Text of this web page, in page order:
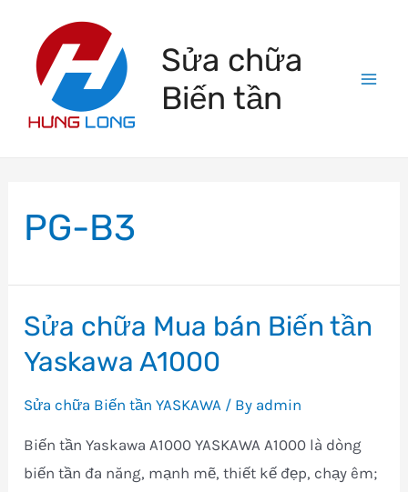
content
Sửa chữa
Biến tần
PG-B3
Sửa chữa Mua bán Biến tần
Yaskawa A1000
Sửa chữa Biến tần YASKAWA / By admin
Biến tần Yaskawa A1000 YASKAWA A1000 là dòng
biến tần đa năng, mạnh mẽ, thiết kế đẹp, chạy êm;